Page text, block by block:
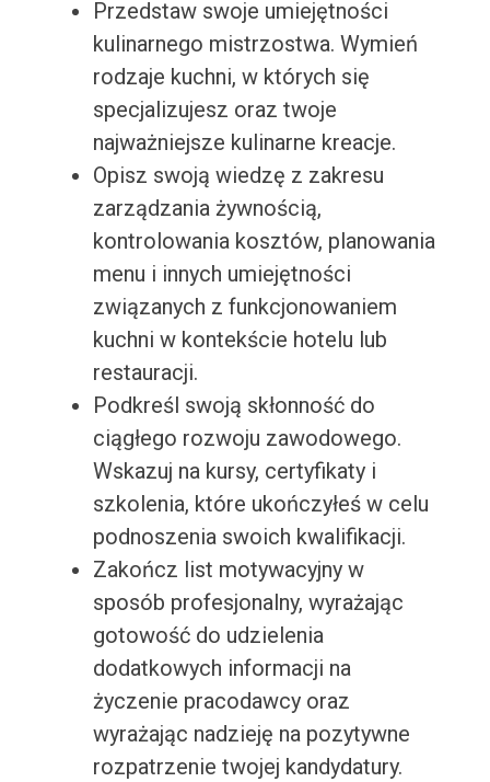
Przedstaw swoje umiejętności
kulinarnego mistrzostwa. Wymień
rodzaje kuchni, w których się
specjalizujesz oraz twoje
najważniejsze kulinarne kreacje.
Opisz swoją wiedzę z zakresu
zarządzania żywnością,
kontrolowania kosztów, planowania
menu i innych umiejętności
związanych z funkcjonowaniem
kuchni w kontekście hotelu lub
restauracji.
Podkreśl swoją skłonność do
ciągłego rozwoju zawodowego.
Wskazuj na kursy, certyfikaty i
szkolenia, które ukończyłeś w celu
podnoszenia swoich kwalifikacji.
Zakończ list motywacyjny w
sposób profesjonalny, wyrażając
gotowość do udzielenia
dodatkowych informacji na
życzenie pracodawcy oraz
wyrażając nadzieję na pozytywne
rozpatrzenie twojej kandydatury.